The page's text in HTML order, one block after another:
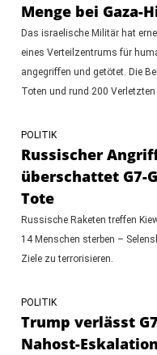
Menge bei Gaza-
Das israelische Militär hat
eines Verteilzentrums für
angegriffen und getötet. Die
Toten und rund 200
POLITIK
Russischer
überschattet G7-
Tote
Russische Raketen treffen
14 Menschen sterben –
Ziele zu terrorisieren.
POLITIK
Trump verlässt
Nahost-